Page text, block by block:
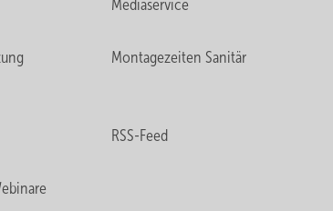
Mediaservice
Montagezeiten Sanitär
RSS-Feed